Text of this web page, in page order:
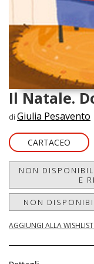
Il Natale.
di Giulia Pesavento
CARTACEO
NON
E
NON
AGGIUNGI ALLA WISHLIST